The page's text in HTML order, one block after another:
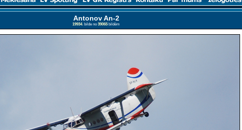
Antonov An-2
19934. bilde no 39065bildēm